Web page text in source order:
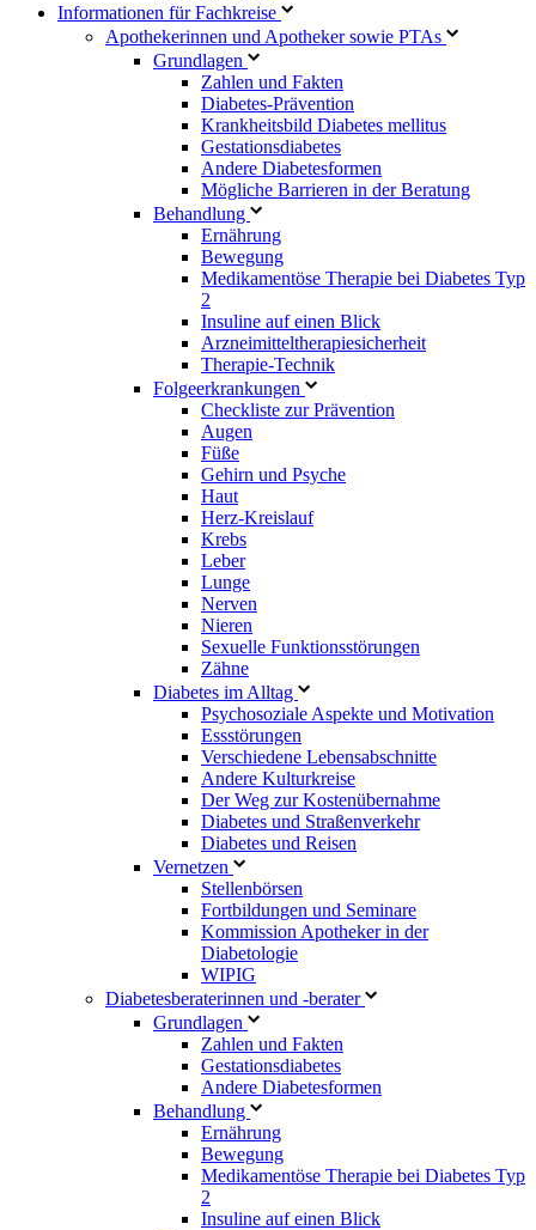
Informationen für Fachkreise
Apothekerinnen und Apotheker sowie PTAs
Grundlagen
Zahlen und Fakten
Diabetes-Prävention
Krankheitsbild Diabetes mellitus
Gestationsdiabetes
Andere Diabetesformen
Mögliche Barrieren in der Beratung
Behandlung
Ernährung
Bewegung
Medikamentöse Therapie bei Diabetes Typ
2
Insuline auf einen Blick
Arzneimitteltherapie­sicherheit
Therapie-Technik
Fol­ge­er­kran­kun­gen
Checkliste zur Prävention
Augen
Füße
Gehirn und Psyche
Haut
Herz-Kreislauf
Krebs
Leber
Lunge
Nerven
Nieren
Sexuelle Funktionsstörungen
Zähne
Diabetes im Alltag
Psychosoziale Aspekte und Motivation
Essstörungen
Verschiedene Lebensabschnitte
Andere Kulturkreise
Der Weg zur Kostenübernahme
Diabetes und Straßenverkehr
Diabetes und Reisen
Vernetzen
Stellenbörsen
Fortbildungen und Seminare
Kommission Apotheker in der
Diabetologie
WIPIG
Diabetesberaterinnen und -berater
Grundlagen
Zahlen und Fakten
Gestationsdiabetes
Andere Diabetesformen
Behandlung
Ernährung
Bewegung
Medikamentöse Therapie bei Diabetes Typ
2
Insuline auf einen Blick